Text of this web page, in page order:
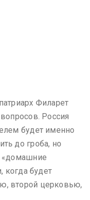
Филарет
Россия
будет именно
до гроба, но
«домашние
когда будет
второй церковью,